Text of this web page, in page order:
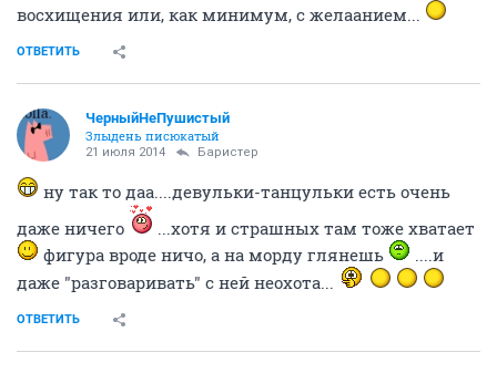
восхищения или, как минимум, с желаанием...
ОТВЕТИТЬ
ЧерныйНеПушистый
Злыдень писюкатый
21 июля 2014 Баристер
ну так то даа....девульки-танцульки есть очень
даже ничего
...хотя и страшных там тоже хватает
фигура вроде ничо, а на морду глянешь
....и
даже "разговаривать" с ней неохота...
ОТВЕТИТЬ